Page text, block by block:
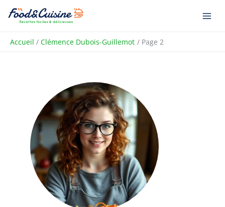
Aller
Accueil
Clémence Dubois-Guillemot Page 2